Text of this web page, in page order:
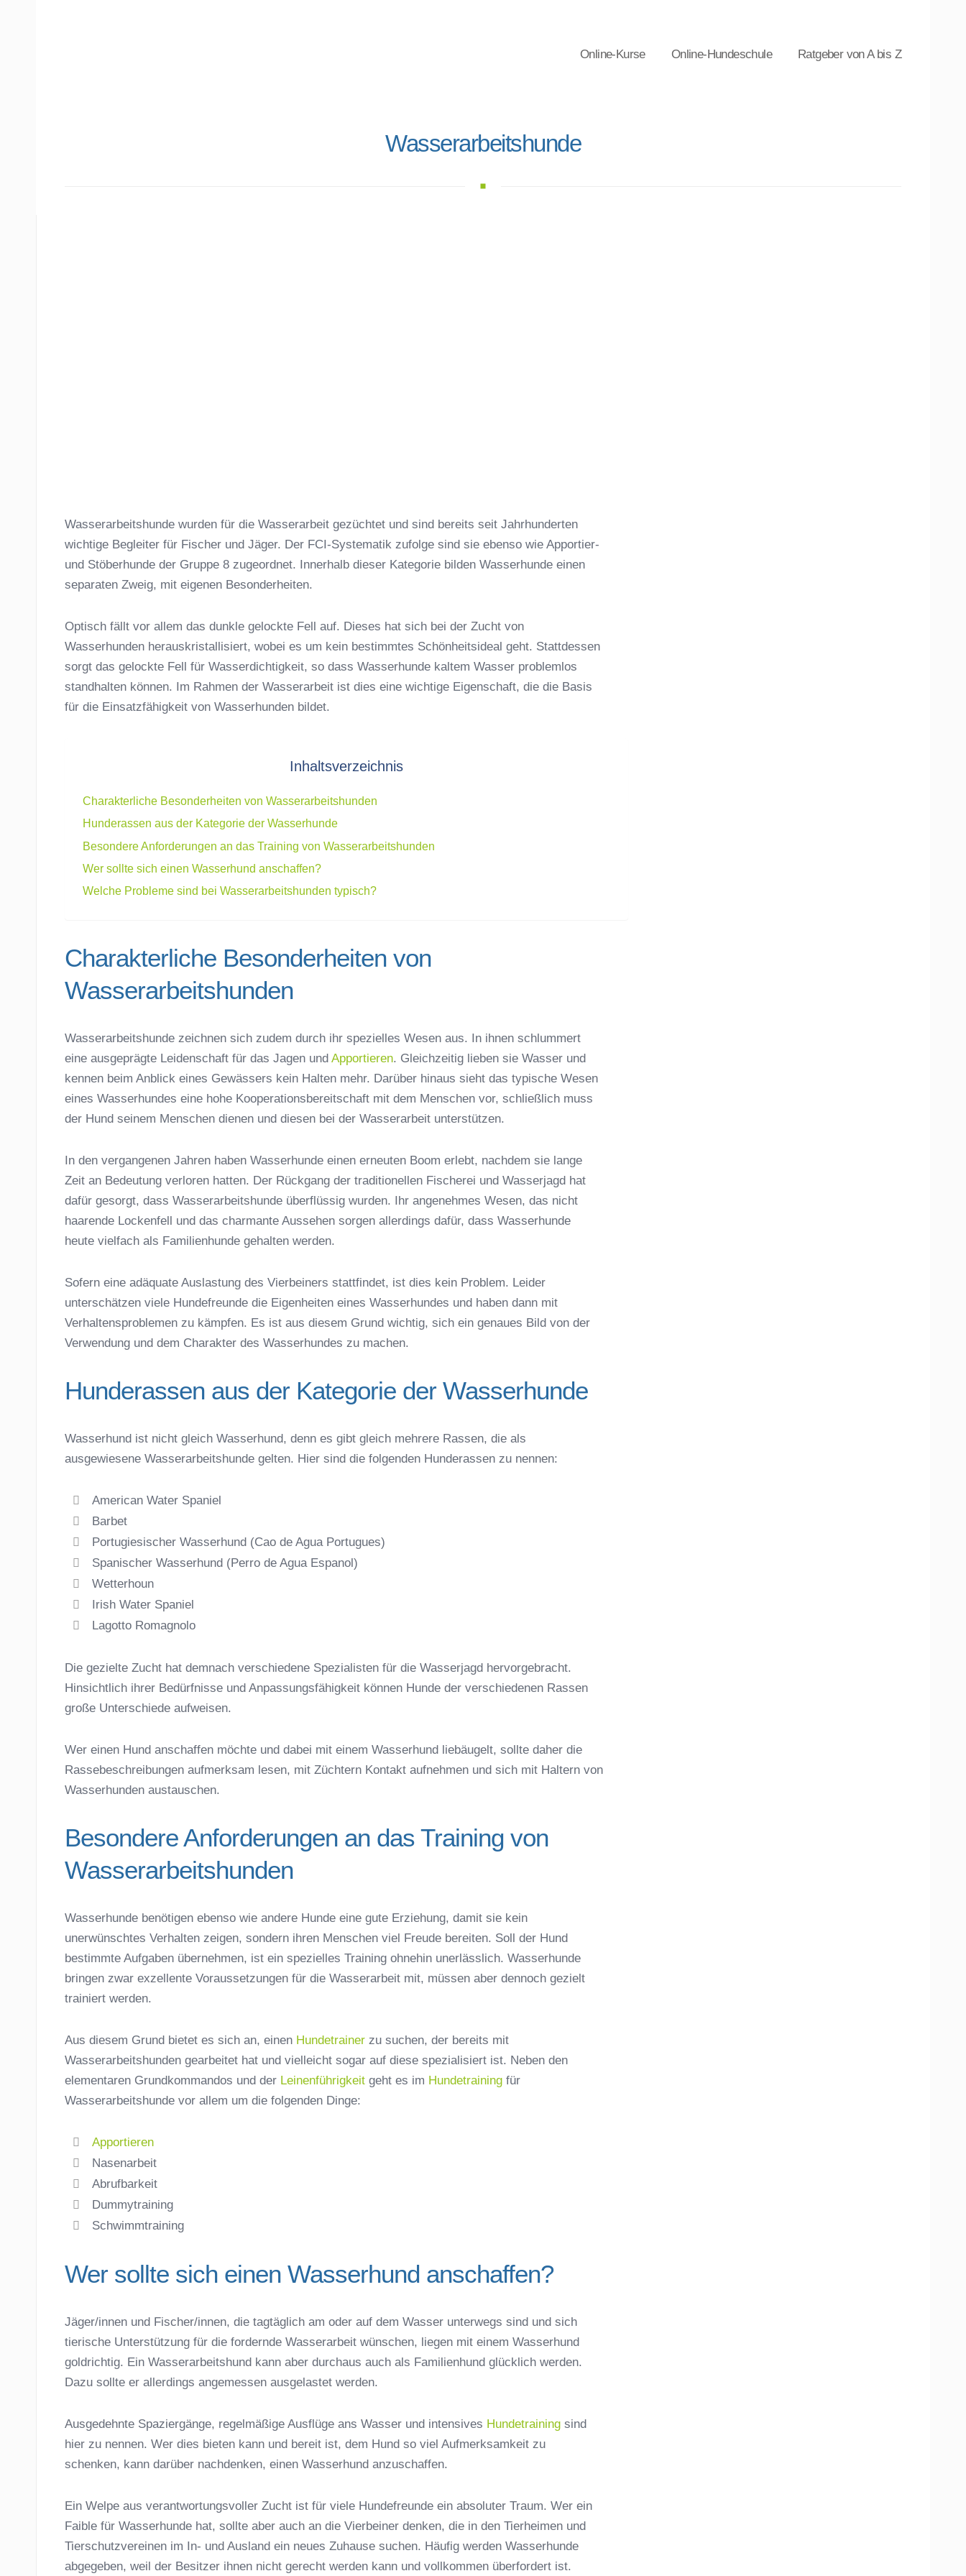
Online-Kurse Online-Hundeschule Ratgeber von A bis Z
Wasserarbeitshunde
Wasserarbeitshunde wurden für die Wasserarbeit gezüchtet und sind bereits seit Jahrhunderten
wichtige Begleiter für Fischer und Jäger. Der FCI-Systematik zufolge sind sie ebenso wie Apportier-
und Stöberhunde der Gruppe 8 zugeordnet. Innerhalb dieser Kategorie bilden Wasserhunde einen
separaten Zweig, mit eigenen Besonderheiten.
Optisch fällt vor allem das dunkle gelockte Fell auf. Dieses hat sich bei der Zucht von
Wasserhunden herauskristallisiert, wobei es um kein bestimmtes Schönheitsideal geht. Stattdessen
sorgt das gelockte Fell für Wasserdichtigkeit, so dass Wasserhunde kaltem Wasser problemlos
standhalten können. Im Rahmen der Wasserarbeit ist dies eine wichtige Eigenschaft, die die Basis
für die Einsatzfähigkeit von Wasserhunden bildet.
Inhaltsverzeichnis
Charakterliche Besonderheiten von Wasserarbeitshunden
Hunderassen aus der Kategorie der Wasserhunde
Besondere Anforderungen an das Training von Wasserarbeitshunden
Wer sollte sich einen Wasserhund anschaffen?
Welche Probleme sind bei Wasserarbeitshunden typisch?
Charakterliche Besonderheiten von
Wasserarbeitshunden
Wasserarbeitshunde zeichnen sich zudem durch ihr spezielles Wesen aus. In ihnen schlummert
eine ausgeprägte Leidenschaft für das Jagen und Apportieren. Gleichzeitig lieben sie Wasser und
kennen beim Anblick eines Gewässers kein Halten mehr. Darüber hinaus sieht das typische Wesen
eines Wasserhundes eine hohe Kooperationsbereitschaft mit dem Menschen vor, schließlich muss
der Hund seinem Menschen dienen und diesen bei der Wasserarbeit unterstützen.
In den vergangenen Jahren haben Wasserhunde einen erneuten Boom erlebt, nachdem sie lange
Zeit an Bedeutung verloren hatten. Der Rückgang der traditionellen Fischerei und Wasserjagd hat
dafür gesorgt, dass Wasserarbeitshunde überflüssig wurden. Ihr angenehmes Wesen, das nicht
haarende Lockenfell und das charmante Aussehen sorgen allerdings dafür, dass Wasserhunde
heute vielfach als Familienhunde gehalten werden.
Sofern eine adäquate Auslastung des Vierbeiners stattfindet, ist dies kein Problem. Leider
unterschätzen viele Hundefreunde die Eigenheiten eines Wasserhundes und haben dann mit
Verhaltensproblemen zu kämpfen. Es ist aus diesem Grund wichtig, sich ein genaues Bild von der
Verwendung und dem Charakter des Wasserhundes zu machen.
Hunderassen aus der Kategorie der Wasserhunde
Wasserhund ist nicht gleich Wasserhund, denn es gibt gleich mehrere Rassen, die als
ausgewiesene Wasserarbeitshunde gelten. Hier sind die folgenden Hunderassen zu nennen:
American Water Spaniel
Barbet
Portugiesischer Wasserhund (Cao de Agua Portugues)
Spanischer Wasserhund (Perro de Agua Espanol)
Wetterhoun
Irish Water Spaniel
Lagotto Romagnolo
Die gezielte Zucht hat demnach verschiedene Spezialisten für die Wasserjagd hervorgebracht.
Hinsichtlich ihrer Bedürfnisse und Anpassungsfähigkeit können Hunde der verschiedenen Rassen
große Unterschiede aufweisen.
Wer einen Hund anschaffen möchte und dabei mit einem Wasserhund liebäugelt, sollte daher die
Rassebeschreibungen aufmerksam lesen, mit Züchtern Kontakt aufnehmen und sich mit Haltern von
Wasserhunden austauschen.
Besondere Anforderungen an das Training von
Wasserarbeitshunden
Wasserhunde benötigen ebenso wie andere Hunde eine gute Erziehung, damit sie kein
unerwünschtes Verhalten zeigen, sondern ihren Menschen viel Freude bereiten. Soll der Hund
bestimmte Aufgaben übernehmen, ist ein spezielles Training ohnehin unerlässlich. Wasserhunde
bringen zwar exzellente Voraussetzungen für die Wasserarbeit mit, müssen aber dennoch gezielt
trainiert werden.
Aus diesem Grund bietet es sich an, einen Hundetrainer zu suchen, der bereits mit
Wasserarbeitshunden gearbeitet hat und vielleicht sogar auf diese spezialisiert ist. Neben den
elementaren Grundkommandos und der Leinenführigkeit geht es im Hundetraining für
Wasserarbeitshunde vor allem um die folgenden Dinge:
Apportieren
Nasenarbeit
Abrufbarkeit
Dummytraining
Schwimmtraining
Wer sollte sich einen Wasserhund anschaffen?
Jäger/innen und Fischer/innen, die tagtäglich am oder auf dem Wasser unterwegs sind und sich
tierische Unterstützung für die fordernde Wasserarbeit wünschen, liegen mit einem Wasserhund
goldrichtig. Ein Wasserarbeitshund kann aber durchaus auch als Familienhund glücklich werden.
Dazu sollte er allerdings angemessen ausgelastet werden.
Ausgedehnte Spaziergänge, regelmäßige Ausflüge ans Wasser und intensives Hundetraining sind
hier zu nennen. Wer dies bieten kann und bereit ist, dem Hund so viel Aufmerksamkeit zu
schenken, kann darüber nachdenken, einen Wasserhund anzuschaffen.
Ein Welpe aus verantwortungsvoller Zucht ist für viele Hundefreunde ein absoluter Traum. Wer ein
Faible für Wasserhunde hat, sollte aber auch an die Vierbeiner denken, die in den Tierheimen und
Tierschutzvereinen im In- und Ausland ein neues Zuhause suchen. Häufig werden Wasserhunde
abgegeben, weil der Besitzer ihnen nicht gerecht werden kann und vollkommen überfordert ist.